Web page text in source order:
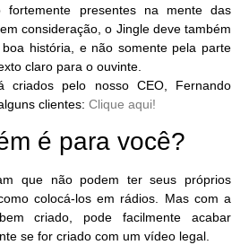
fortemente presentes na mente das
consideração, o Jingle deve também
história, e não somente pela parte
claro para o ouvinte.
criados pelo nosso CEO, Fernando
clientes: Clique aqui!
é para você?
que não podem ter seus próprios
colocá-los em rádios. Mas com a
criado, pode facilmente acabar
se for criado com um vídeo legal.